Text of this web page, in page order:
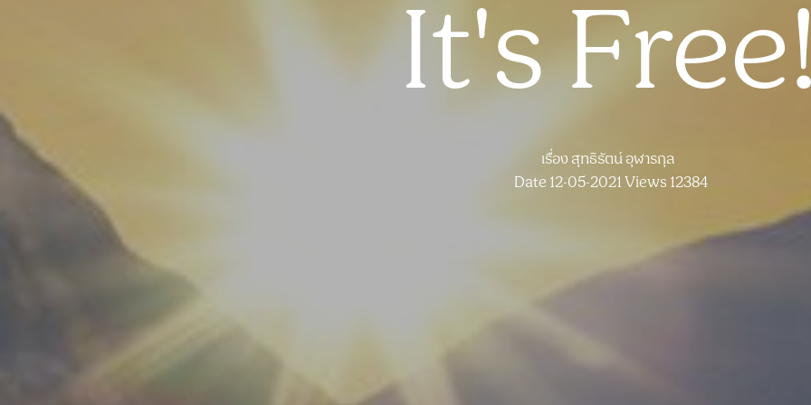
It's
เรื่องสุทธิรัตน์ อุฬารกุล
Date 12-05-2021Views 12384